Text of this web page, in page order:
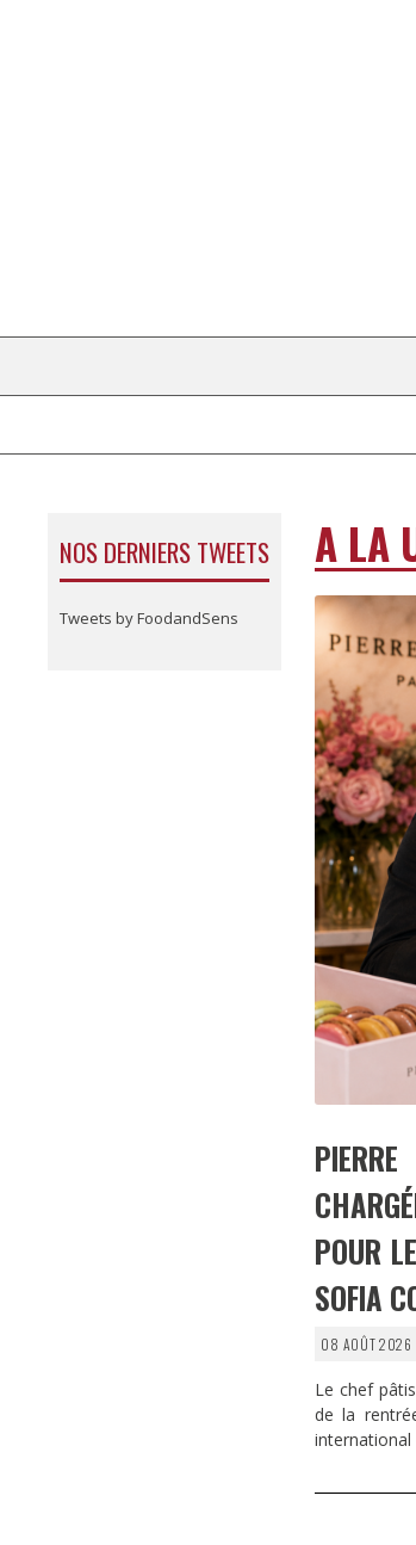
NOS DERNIERS TWEETS
Tweets by FoodandSens
A LA
POUR
SOFIA
08 AOÛT 2026
Le chef
de la
international